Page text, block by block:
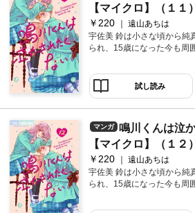
―!! 純真な攻め女子×強気な
ブ！！※今回は本編ではな
のでご注意ください。
【マイクロ】（１１）
￥220
遠山あちは
宇佐美 鈴は小さな頃から純
られ、15歳になった今も周
つも通りドM男子まんがを
の俺様男子・鳴川琉生と鉢
信満々に強気なドS発言を
しょぐしょにされて泣か
いに決まってる…鳴川くん
―!! 純真な攻め女子×強気な
ブ！！待望の第11巻配信。
試し読み
マンガ
鳴川くんは泣
【マイクロ】（１２）
￥220
遠山あちは
宇佐美 鈴は小さな頃から純
られ、15歳になった今も周